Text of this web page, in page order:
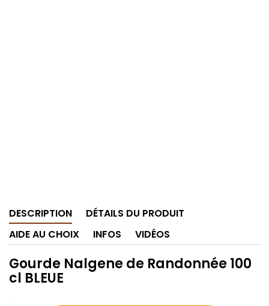
DESCRIPTION
DÉTAILS DU PRODUIT
AIDE AU CHOIX
INFOS VIDÉOS
Gourde Nalgene de Randonnée 100
cl BLEUE
.